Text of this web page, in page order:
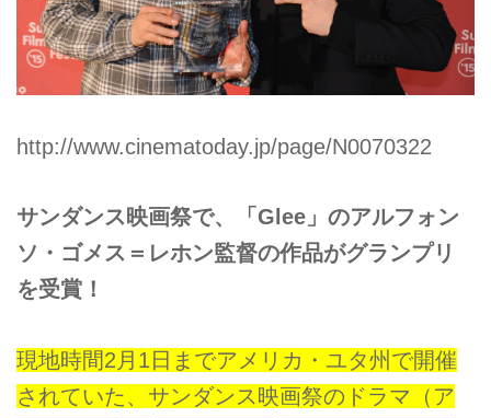
http://www.cinematoday.jp/page/N0070322
サンダンス映画祭で、「Glee」のアルフォン
ソ・ゴメス＝レホン監督の作品がグランプリ
を受賞！
現地時間2月1日までアメリカ・ユタ州で開催
されていた、サンダンス映画祭のドラマ（ア